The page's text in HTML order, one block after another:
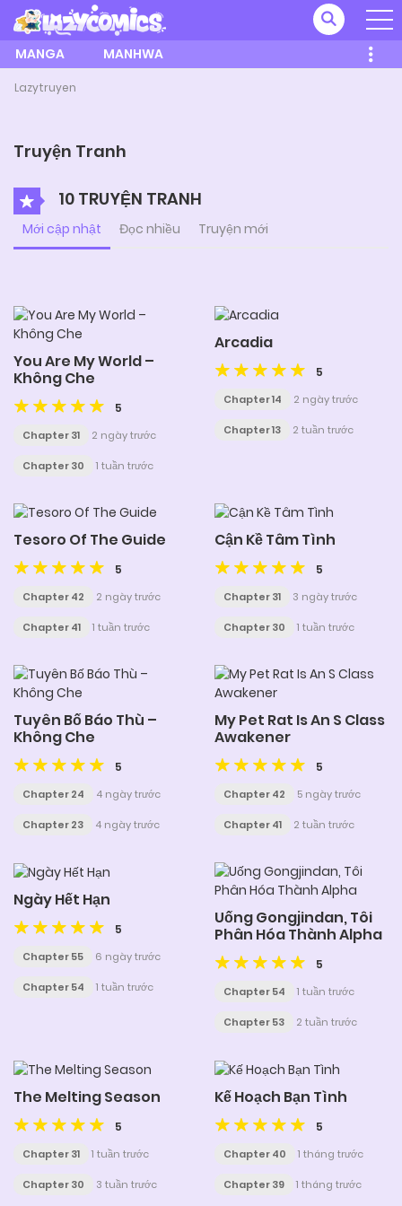
MANGA MANHWA
Lazytruyen
Truyện Tranh
10 TRUYỆN TRANH
Mới cập nhật Đọc nhiều Truyện mới
You Are My World –
Không Che
5
Chapter 31 2 ngày trước
Chapter 30 1 tuần trước
Arcadia
5
Chapter 14 2 ngày trước
Chapter 13 2 tuần trước
Tesoro Of The Guide
5
Chapter 42 2 ngày trước
Chapter 41 1 tuần trước
Cận Kề Tâm Tình
5
Chapter 31 3 ngày trước
Chapter 30 1 tuần trước
Tuyên Bố Báo Thù –
Không Che
5
Chapter 24 4 ngày trước
Chapter 23 4 ngày trước
My Pet Rat Is An S Class
Awakener
5
Chapter 42 5 ngày trước
Chapter 41 2 tuần trước
Ngày Hết Hạn
5
Chapter 55 6 ngày trước
Chapter 54 1 tuần trước
Uống Gongjindan, Tôi
Phân Hóa Thành Alpha
5
Chapter 54 1 tuần trước
Chapter 53 2 tuần trước
The Melting Season
5
Chapter 31 1 tuần trước
Chapter 30 3 tuần trước
Kế Hoạch Bạn Tình
5
Chapter 40 1 tháng trước
Chapter 39 1 tháng trước